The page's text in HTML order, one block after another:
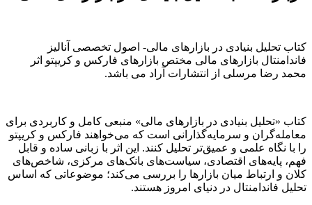
کتاب تحلیل بنیادی در بازارهای مالی- اصول تخصصی آنالیز
فاندامنتال بازارهای مالی مختص بازارهای فارکس و کریپتو اثر
محمد رضا مرسلی از انتشارات آراد می باشد.
کتاب «تحلیل بنیادی در بازارهای مالی» منبعی کامل و کاربردی برای
معامله‌گران و سرمایه‌گذارانی است که می‌خواهند فارکس و کریپتو
را با نگاه علمی و عمیق‌تر تحلیل کنند. این اثر با زبانی ساده و قابل
فهم، پایه‌های اقتصادی، سیاست‌های بانک‌های مرکزی، شاخص‌های
کلان و ارتباط میان بازارها را بررسی می‌کند؛ موضوعاتی که اساس
تحلیل فاندامنتال در دنیای امروز هستند.